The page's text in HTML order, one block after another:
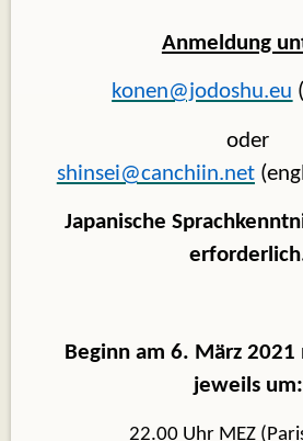
Anmeldung
konen@jodoshu.eu
oder
shinsei@canchiin.net
Japanische
Beginn am 6. März 2021
jeweils um:
22.00 Uhr MEZ